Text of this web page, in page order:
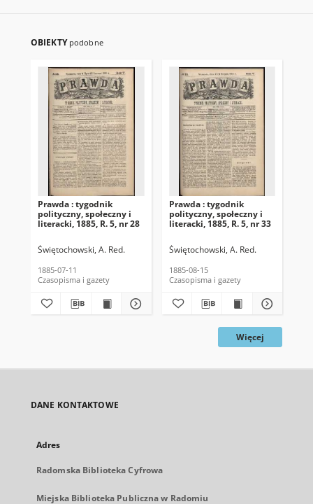
OBIEKTY podobne
Prawda : tygodnik
polityczny, społeczny i
literacki, 1885, R. 5, nr 28
Świętochowski, A. Red.
1885-07-11
Czasopisma i gazety
Prawda : tygodnik
polityczny, społeczny i
literacki, 1885, R. 5, nr 33
Świętochowski, A. Red.
1885-08-15
Czasopisma i gazety
Więcej
DANE KONTAKTOWE
Adres
Radomska Biblioteka Cyfrowa
Miejska Biblioteka Publiczna w Radomiu